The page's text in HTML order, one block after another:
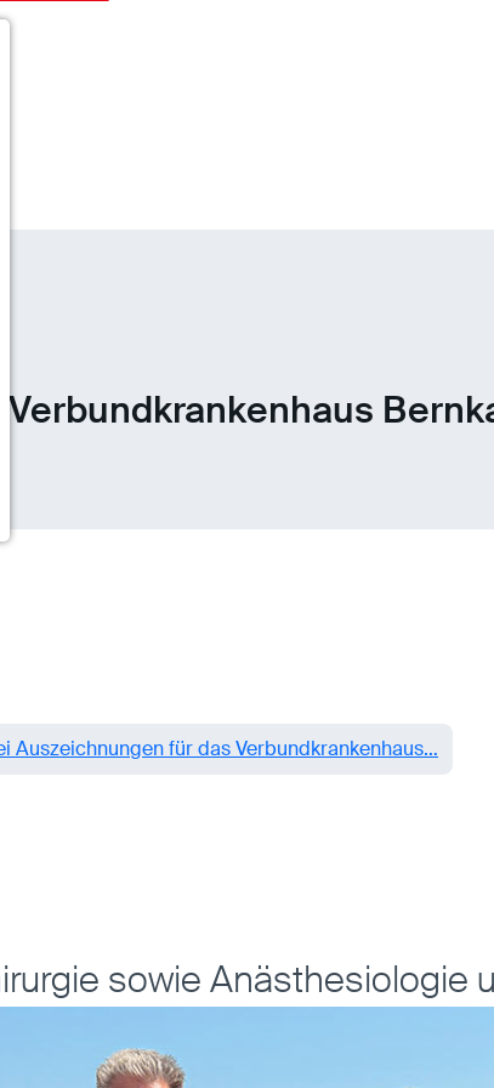
Auszeichnungen für das Verbundkrankenhaus…
sowie Anästhesiologie